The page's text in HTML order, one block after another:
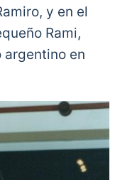
y en el
Rami,
argentino en